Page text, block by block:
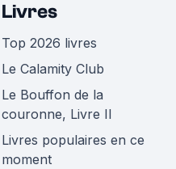
Livres
Top 2026 livres
Le Calamity Club
Le Bouffon de la
couronne, Livre II
Livres populaires en ce
moment